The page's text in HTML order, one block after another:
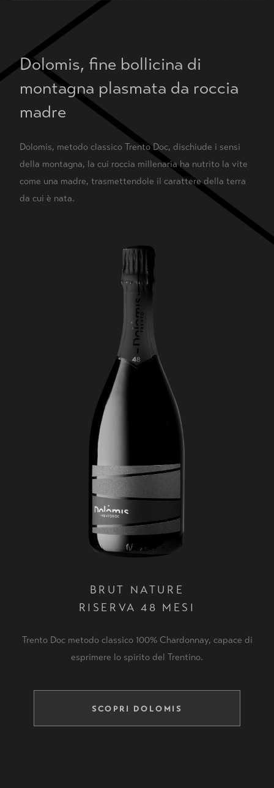
Dolomis, fine bollicina di
montagna plasmata da roccia
madre
Dolomis, metodo classico Trento Doc, dischiude i sensi
della montagna, la cui roccia millenaria ha nutrito la vite
come una madre, trasmettendole il carattere della terra
da cui è nata.
BRUT NATURE
RISERVA 48 MESI
Trento Doc metodo classico 100% Chardonnay, capace di
esprimere lo spirito del Trentino.
SCOPRI DOLOMIS